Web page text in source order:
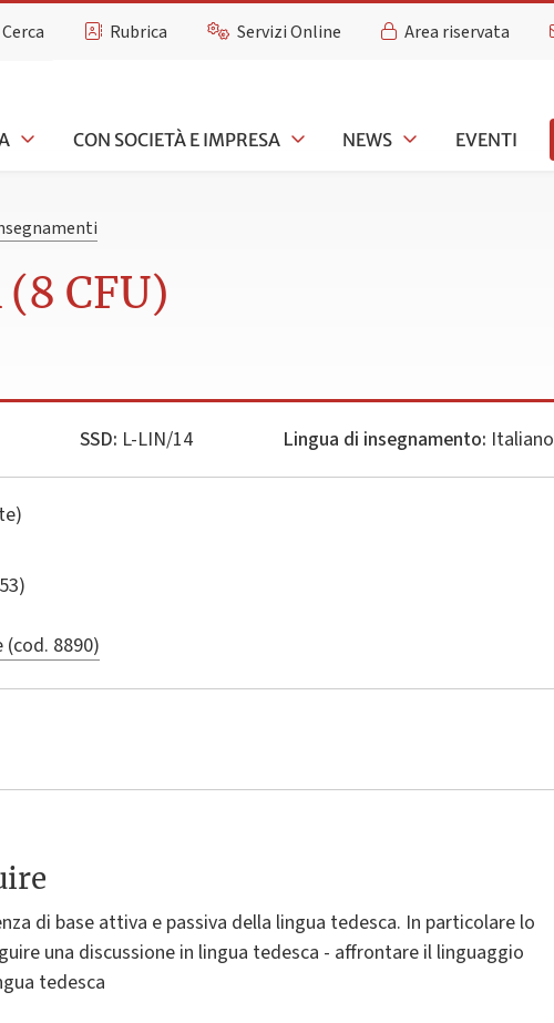
Cerca Rubrica Servizi Online Area riservata
CON SOCIETÀ E IMPRESA NEWS EVENTI
CFU)
SSD: L-LIN/14 Lingua di insegnamento: Italiano
8890)
di base attiva e passiva della lingua tedesca. In particolare lo
una discussione in lingua tedesca - affrontare il linguaggio
tedesca